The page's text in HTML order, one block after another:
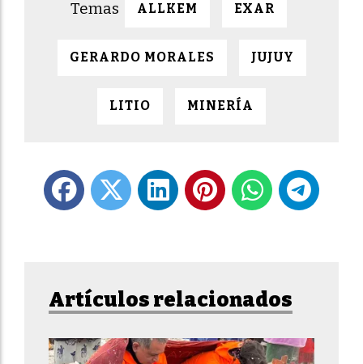
ALLKEM EXAR
GERARDO MORALES JUJUY
LITIO MINERÍA
Artículos relacionados